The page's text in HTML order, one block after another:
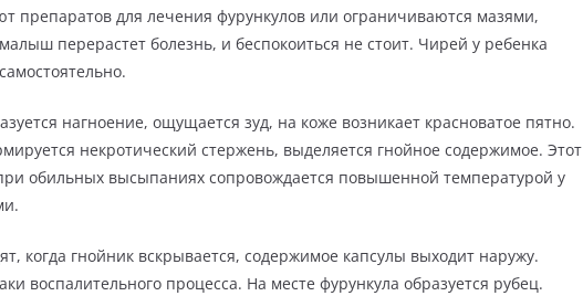
препаратов для лечения фурункулов или ограничиваются мазями,
перерастет болезнь, и беспокоиться не стоит. Чирей у ребенка
нагноение, ощущается зуд, на коже возникает красноватое пятно.
некротический стержень, выделяется гнойное содержимое. Этот
обильных высыпаниях сопровождается повышенной температурой у
когда гнойник вскрывается, содержимое капсулы выходит наружу.
воспалительного процесса. На месте фурункула образуется рубец.